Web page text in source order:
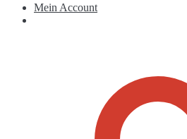
Mein Account